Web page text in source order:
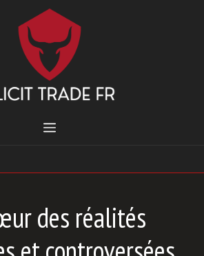
MENU
des réalités